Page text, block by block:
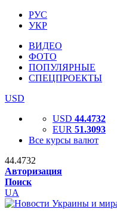
РУС
УКР
ВИДЕО
ФОТО
ПОПУЛЯРНЫЕ
СПЕЦПРОЕКТЫ
USD
USD 44.4732
EUR 51.3093
Все курсы валют
44.4732
Авторизация
Поиск
UA